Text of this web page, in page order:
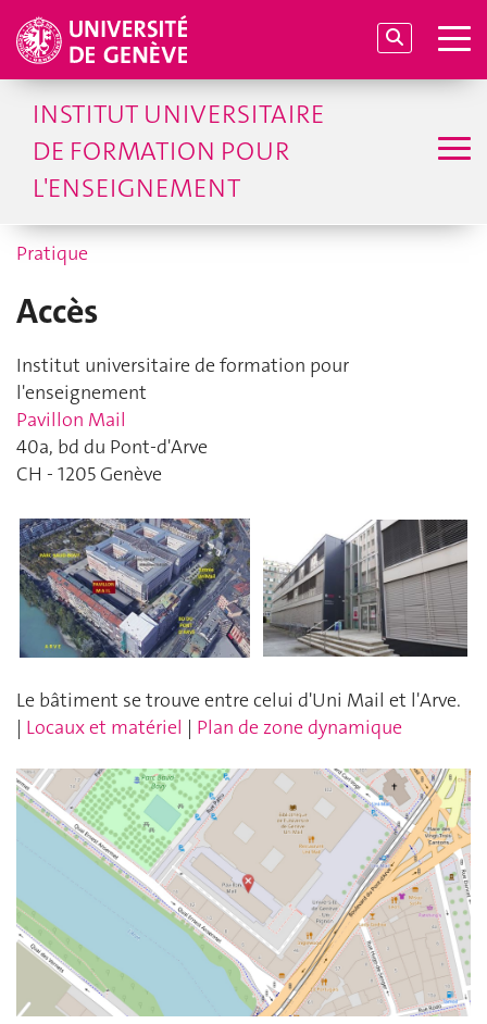
INSTITUT UNIVERSITAIRE
DE FORMATION POUR
L'ENSEIGNEMENT
Pratique
Accès
Institut universitaire de formation pour
l'enseignement
Pavillon Mail
40a, bd du Pont-d'Arve
CH - 1205 Genève
Le bâtiment se trouve entre celui d'Uni Mail et l'Arve.
| Locaux et matériel | Plan de zone dynamique